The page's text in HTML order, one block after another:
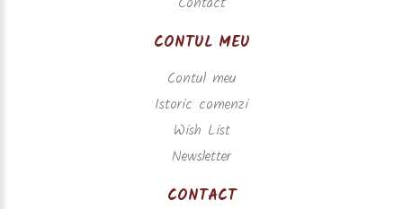
CONTUL MEU
Contul meu
Istoric comenzi
Wish List
Newsletter
CONTACT